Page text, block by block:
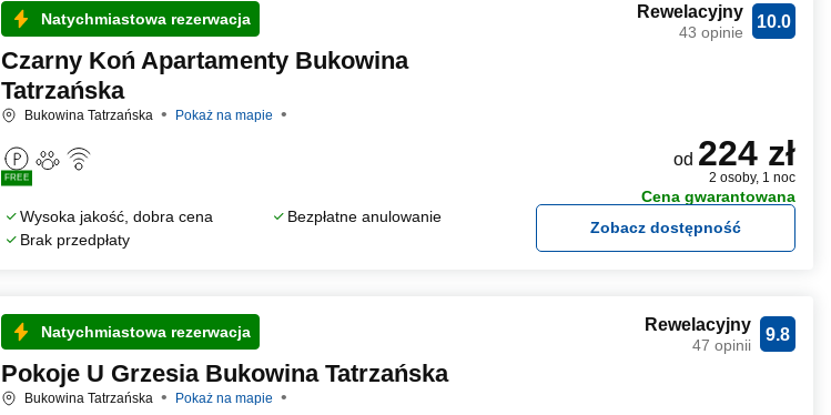
Natychmiastowa rezerwacja
Czarny Koń Apartamenty Bukowina
Tatrzańska
Bukowina Tatrzańska Pokaż na mapie
FREE
Wysoka jakość, dobra cena
Bezpłatne anulowanie
Brak przedpłaty
10.0
Rewelacyjny
43 opinie
od 224 zł
2 osoby, 1 noc
Cena gwarantowana
Zobacz dostępność
Natychmiastowa rezerwacja
Pokoje U Grzesia Bukowina Tatrzańska
Bukowina Tatrzańska Pokaż na mapie
9.8
Rewelacyjny
47 opinii